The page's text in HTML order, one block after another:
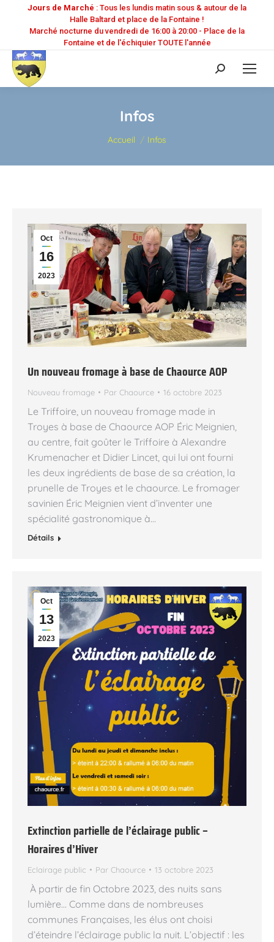
Jours de Marché : Tous les lundis matin sous & autour de la
Halle Baltard et place de la Fontaine !
Marché nocturne du vendredi de 16:00 à 20:00 - Place de la
Fontaine et de l'échiquier TOUTE l'année
Recherche
:
Infos
Vous êtes ici :
Accueil Infos
Oct
16
2023
Un nouveau fromage à base de Chaource AOP
Nouveau fromage Par Chaource 16 octobre 2023
Le Triffoire, un nouveau fromage made in
Troyes à base de Chaource AOP Éric Meignien,
au centre, fait goûter le Triffoire à Alexandre
Krumenacher et Didier Lincet, qui lui ont fourni
les deux ingrédients de base de sa création, la
prunelle de Troyes et le chaource. Le fromager
savinien Éric Meignien vient d’inventer une
spécialité gastronomique à…
Détails
Oct
13
2023
Extinction partielle de l’éclairage public –
Horaires d’Hiver
Eclairage public Par Chaource 13 octobre 2023
À partir de fin Octobre 2023, des nuits sans
lumière… Comme dans de nombreuses
communes Françaises, les élus ont choisi
d’éteindre l’éclairage public la nuit. L’objectif : les